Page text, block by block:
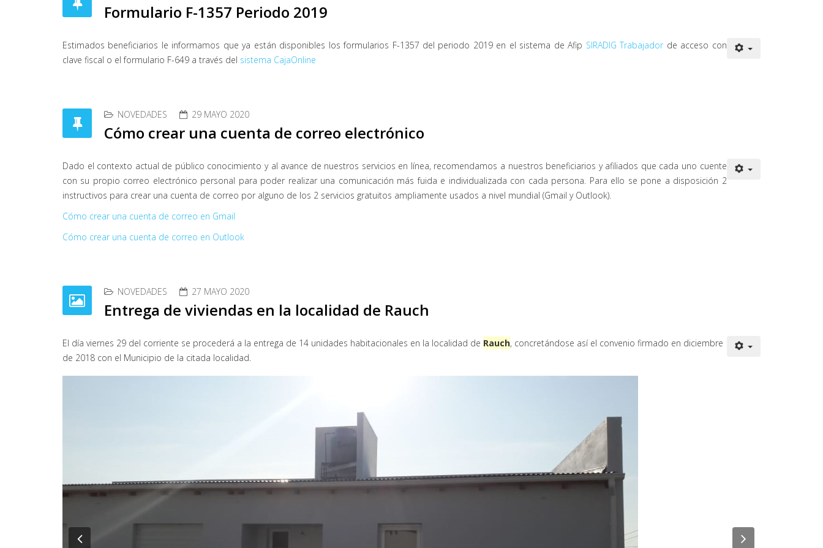
Formulario F-1357 Periodo 2019
Estimados beneficiarios le informamos que ya están disponibles los formularios F-1357 del periodo 2019 en el sistema de Afip SIRADIG Trabajador de acceso con
clave fiscal o el formulario F-649 a través del sistema CajaOnline
NOVEDADES 29 MAYO 2020
Cómo crear una cuenta de correo electrónico
Dado el contexto actual de público conocimiento y al avance de nuestros servicios en línea, recomendamos a nuestros beneficiarios y afiliados que cada uno cuente
con su propio correo electrónico personal para poder realizar una comunicación más fuida e individualizada con cada persona. Para ello se pone a disposición 2
instructivos para crear una cuenta de correo por alguno de los 2 servicios gratuitos ampliamente usados a nivel mundial (Gmail y Outlook).
Cómo crear una cuenta de correo en Gmail
Cómo crear una cuenta de correo en Outlook
NOVEDADES 27 MAYO 2020
Entrega de viviendas en la localidad de Rauch
El día viernes 29 del corriente se procederá a la entrega de 14 unidades habitacionales en la localidad de Rauch, concretándose así el convenio firmado en diciembre
de 2018 con el Municipio de la citada localidad.
Previous Next